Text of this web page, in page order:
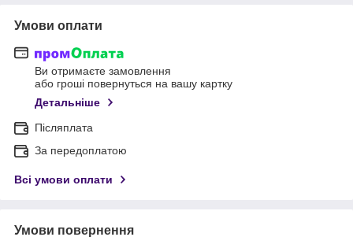
Умови оплати
Ви отримаєте замовлення
або гроші повернуться на вашу картку
Детальніше
Післяплата
За передоплатою
Всі умови оплати
Умови повернення